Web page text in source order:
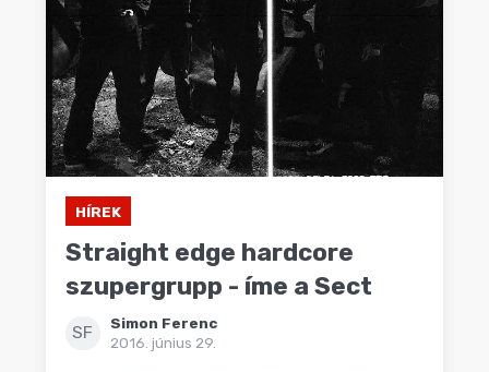
HÍREK
Straight edge hardcore
szupergrupp - íme a Sect
SF
Simon Ferenc
2016. június 29.